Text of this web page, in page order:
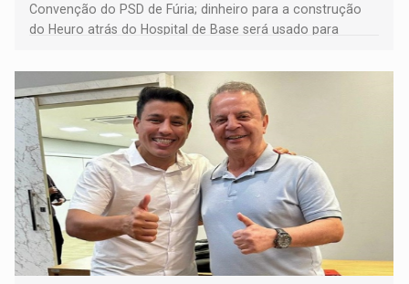
Convenção do PSD de Fúria; dinheiro para a construção
do Heuro atrás do Hospital de Base será usado para
contra trilheiros; Paróquia da Sagrada Família faz arraial; e
muito mais